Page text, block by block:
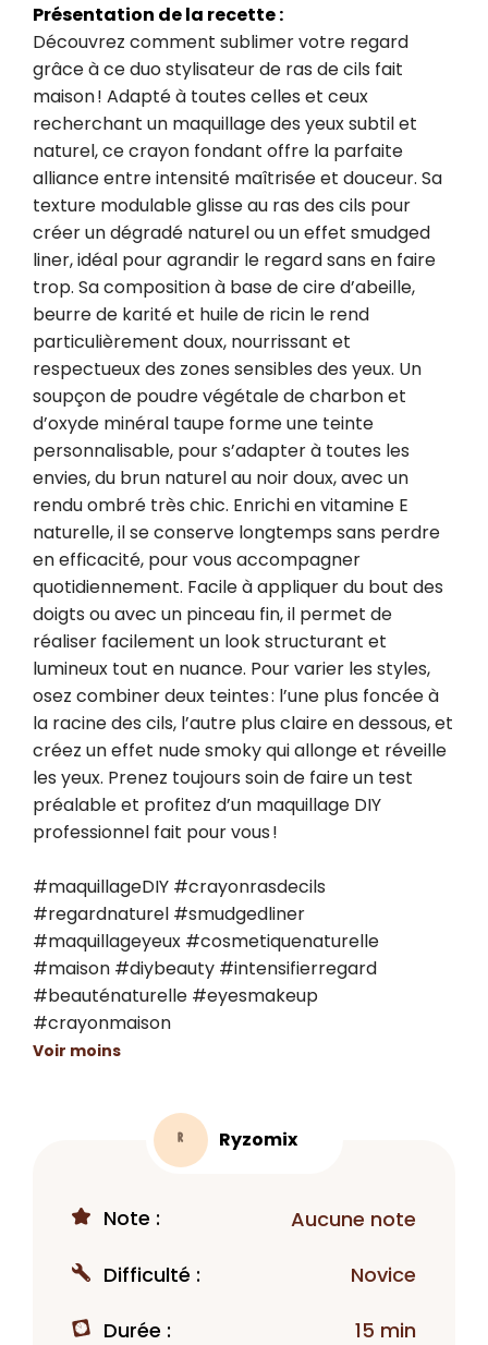
Présentation de la recette :
Découvrez comment sublimer votre regard
grâce à ce duo stylisateur de ras de cils fait
maison ! Adapté à toutes celles et ceux
recherchant un maquillage des yeux subtil et
naturel, ce crayon fondant offre la parfaite
alliance entre intensité maîtrisée et douceur. Sa
texture modulable glisse au ras des cils pour
créer un dégradé naturel ou un effet smudged
liner, idéal pour agrandir le regard sans en faire
trop. Sa composition à base de cire d’abeille,
beurre de karité et huile de ricin le rend
particulièrement doux, nourrissant et
respectueux des zones sensibles des yeux. Un
soupçon de poudre végétale de charbon et
d’oxyde minéral taupe forme une teinte
personnalisable, pour s’adapter à toutes les
envies, du brun naturel au noir doux, avec un
rendu ombré très chic. Enrichi en vitamine E
naturelle, il se conserve longtemps sans perdre
en efficacité, pour vous accompagner
quotidiennement. Facile à appliquer du bout des
doigts ou avec un pinceau fin, il permet de
réaliser facilement un look structurant et
lumineux tout en nuance. Pour varier les styles,
osez combiner deux teintes : l’une plus foncée à
la racine des cils, l’autre plus claire en dessous, et
créez un effet nude smoky qui allonge et réveille
les yeux. Prenez toujours soin de faire un test
préalable et profitez d’un maquillage DIY
professionnel fait pour vous !
#maquillageDIY #crayonrasdecils
#regardnaturel #smudgedliner
#maquillageyeux #cosmetiquenaturelle
#maison #diybeauty #intensifierregard
#beauténaturelle #eyesmakeup
#crayonmaison
Voir moins
R Ryzomix
Note : Aucune note
Difficulté : Novice
Durée : 15 min